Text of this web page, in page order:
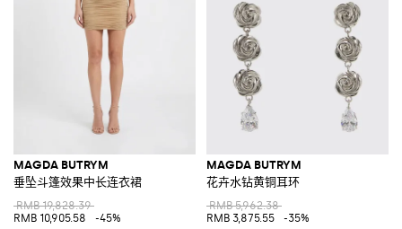
MAGDA BUTRYM
垂坠斗篷效果中长连衣裙
RMB 19,828.39
RMB 10,905.58
-45%
MAGDA BUTRYM
花卉水钻黄铜耳环
RMB 5,962.38
RMB 3,875.55
-35%